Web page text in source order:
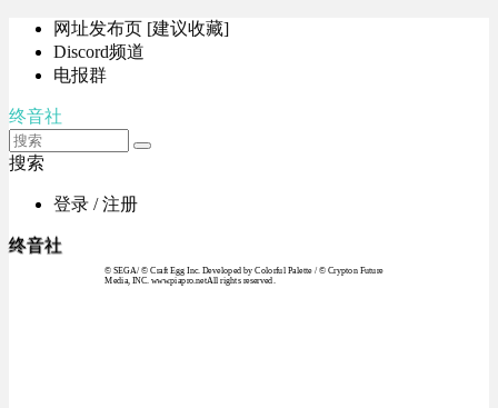
网址发布页 [建议收藏]
Discord频道
电报群
终音社
搜索
登录 / 注册
终音社
© SEGA / © Craft Egg Inc. Developed by Colorful Palette / © Crypton Future
Media, INC. www.piapro.netAll rights reserved.